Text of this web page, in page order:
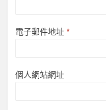
電子郵件地址 *
個人網站網址